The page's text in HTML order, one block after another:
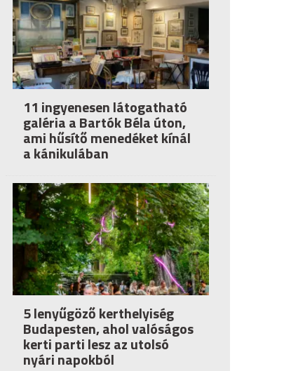
11 ingyenesen látogatható
galéria a Bartók Béla úton,
ami hűsítő menedéket kínál
a kánikulában
5 lenyűgöző kerthelyiség
Budapesten, ahol valóságos
kerti parti lesz az utolsó
nyári napokból